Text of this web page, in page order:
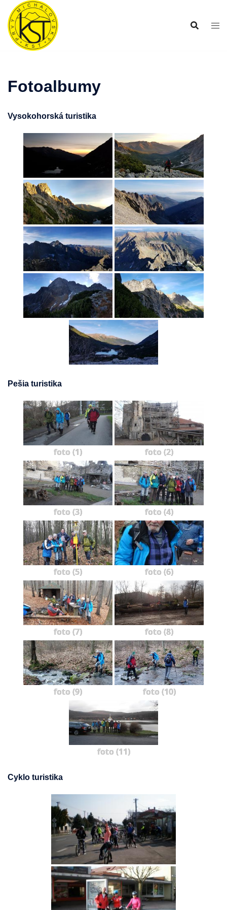
Preskočiť
obsah
Fotoalbumy
Vysokohorská turistika
Pešia turistika
foto (1) foto (2)
foto (3) foto (4)
foto (5) foto (6)
foto (7) foto (8)
foto (9) foto (10)
foto (11)
Cyklo turistika